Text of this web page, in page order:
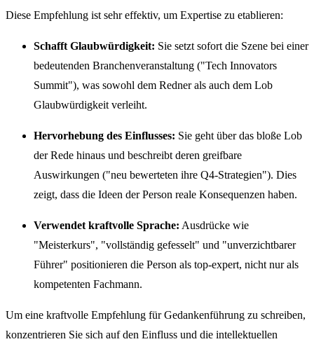
Diese Empfehlung ist sehr effektiv, um Expertise zu etablieren:
Schafft Glaubwürdigkeit: Sie setzt sofort die Szene bei einer
bedeutenden Branchenveranstaltung ("Tech Innovators
Summit"), was sowohl dem Redner als auch dem Lob
Glaubwürdigkeit verleiht.
Hervorhebung des Einflusses: Sie geht über das bloße Lob
der Rede hinaus und beschreibt deren greifbare
Auswirkungen ("neu bewerteten ihre Q4-Strategien"). Dies
zeigt, dass die Ideen der Person reale Konsequenzen haben.
Verwendet kraftvolle Sprache: Ausdrücke wie
"Meisterkurs", "vollständig gefesselt" und "unverzichtbarer
Führer" positionieren die Person als top-expert, nicht nur als
kompetenten Fachmann.
Um eine kraftvolle Empfehlung für Gedankenführung zu schreiben,
konzentrieren Sie sich auf den Einfluss und die intellektuellen